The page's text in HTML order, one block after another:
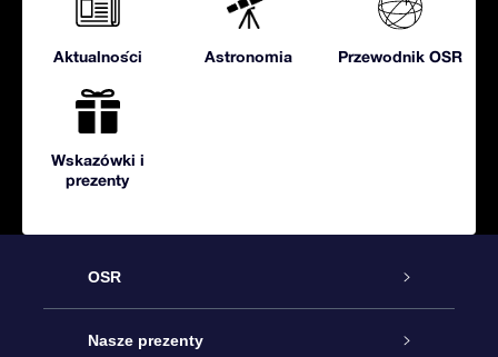
Aktualności Astronomia Przewodnik OSR
Wskazówki i
prezenty
OSR
Obsługa
Nasze prezenty